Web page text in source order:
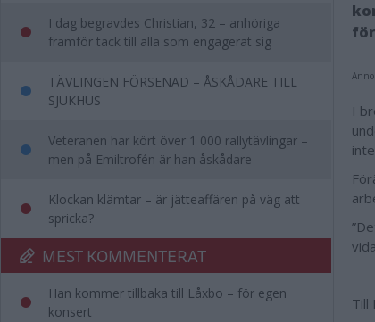
I dag begravdes Christian, 32 – anhöriga
framför tack till alla som engagerat sig
TÄVLINGEN FÖRSENAD – ÅSKÅDARE TILL
SJUKHUS
Veteranen har kört över 1 000 rallytävlingar –
men på Emiltrofén är han åskådare
Klockan klämtar – är jätteaffären på väg att
spricka?
MEST KOMMENTERAT
Han kommer tillbaka till Låxbo – för egen
konsert
I
Till